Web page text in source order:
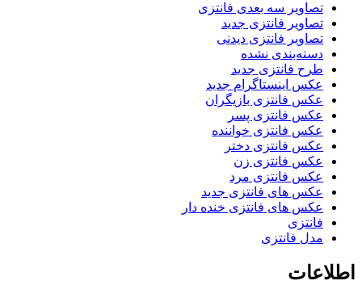
تصاویر سه بعدی فانتزی
تصاویر فانتزی جدید
تصاویر فانتزی دیدنی
دسته‌بندی نشده
طرح فانتزی جدید
عکس اینستاگرام جدید
عکس فانتزی بازیگران
عکس فانتزی پسر
عکس فانتزی خواننده
عکس فانتزی دختر
عکس فانتزی زن
عکس فانتزی مرد
عکس های فانتزی جدید
عکس های فانتزی خنده دار
فانتزی
مدل فانتزی
اطلاعات